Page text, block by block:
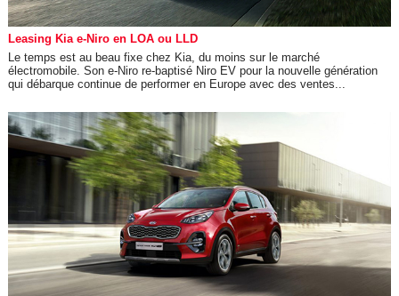
Leasing Kia e-Niro en LOA ou LLD
Le temps est au beau fixe chez Kia, du moins sur le marché
électromobile. Son e-Niro re-baptisé Niro EV pour la nouvelle génération
qui débarque continue de performer en Europe avec des ventes...